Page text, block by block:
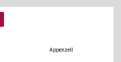
Appenzell